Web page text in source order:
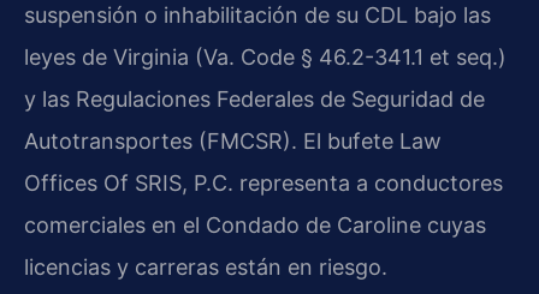
suspensión o inhabilitación de su CDL bajo las
leyes de Virginia (Va. Code § 46.2-341.1 et seq.)
y las Regulaciones Federales de Seguridad de
Autotransportes (FMCSR). El bufete Law
Offices Of SRIS, P.C. representa a conductores
comerciales en el Condado de Caroline cuyas
licencias y carreras están en riesgo.